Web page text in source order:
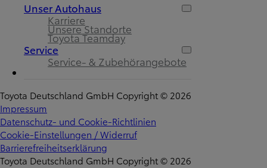
Unser Autohaus
Karriere
Unsere Standorte
Toyota Teamday
Service
Service- & Zubehörangebote
Toyota Deutschland GmbH Copyright © 2026
Impressum
Datenschutz- und Cookie-Richtlinien
Cookie-Einstellungen / Widerruf
Barrierefreiheitserklärung
Toyota Deutschland GmbH Copyright © 2026